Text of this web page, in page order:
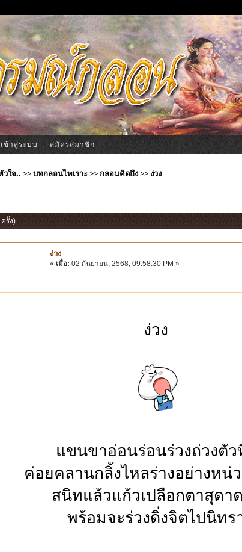
เข้าสู่ระบบ สมัครสมาชิก
ใจ.. >>บทกลอนไพเราะ>>กลอนคิดถึง>> ง่วง
รั้ง)
ง่วง
« เมื่อ: 02 กันยายน, 2568, 09:58:30 PM »
ง่วง
แขนขาอ่อนร่อนร่วงถ่วงตัว
ค่อยคลานกลิ้งไหลร่างอย่างหน่
สนิทแล้วแก้วเปลือกตาสุดา
พร้อมจะร่วงดิ่งจิตไปนิทร